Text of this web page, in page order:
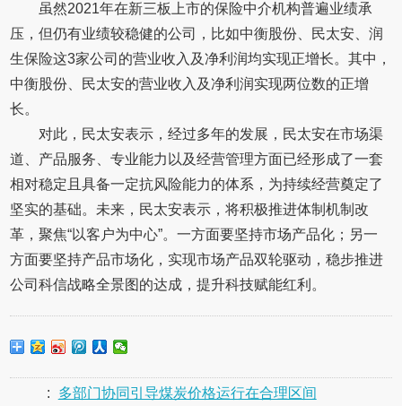
虽然2021年在新三板上市的保险中介机构普遍业绩承
压，但仍有业绩较稳健的公司，比如中衡股份、民太安、润
生保险这3家公司的营业收入及净利润均实现正增长。其中，
中衡股份、民太安的营业收入及净利润实现两位数的正增
长。
对此，民太安表示，经过多年的发展，民太安在市场渠
道、产品服务、专业能力以及经营管理方面已经形成了一套
相对稳定且具备一定抗风险能力的体系，为持续经营奠定了
坚实的基础。未来，民太安表示，将积极推进体制机制改
革，聚焦“以客户为中心”。一方面要坚持市场产品化；另一
方面要坚持产品市场化，实现市场产品双轮驱动，稳步推进
公司科信战略全景图的达成，提升科技赋能红利。
:
多部门协同引导煤炭价格运行在合理区间